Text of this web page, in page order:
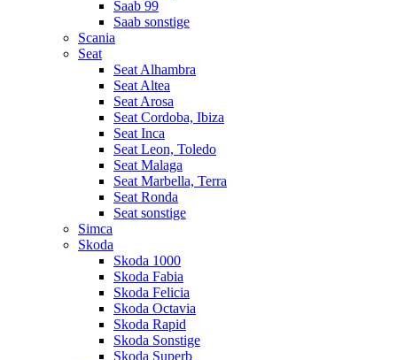
Saab 99
Saab sonstige
Scania
Seat
Seat Alhambra
Seat Altea
Seat Arosa
Seat Cordoba, Ibiza
Seat Inca
Seat Leon, Toledo
Seat Malaga
Seat Marbella, Terra
Seat Ronda
Seat sonstige
Simca
Skoda
Skoda 1000
Skoda Fabia
Skoda Felicia
Skoda Octavia
Skoda Rapid
Skoda Sonstige
Skoda Superb